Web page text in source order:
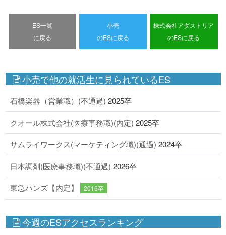
ES一覧
に戻る
小売
のESに戻る
株式会社アダストリア
のESに戻る
小売で他の就活生に見られているES
石橋楽器（営業職）(不通過) 2025卒
クオール株式会社(医療事務職)(内定) 2025卒
サムライワークス(マーケティング職)(通過) 2024卒
日本調剤(医療事務職)(不通過) 2026卒
東急ハンズ【内定】 2016卒
今週のESアクセスランキング